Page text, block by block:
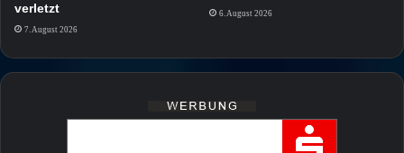
verletzt
7. August 2026
6. August 2026